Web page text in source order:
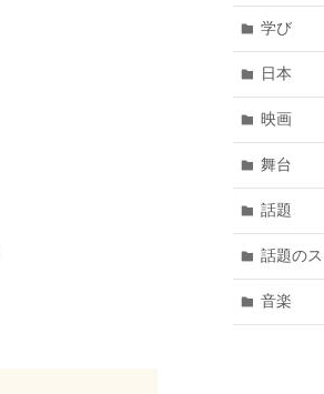
学び
日本
映画
舞台
話題
話題の
音楽